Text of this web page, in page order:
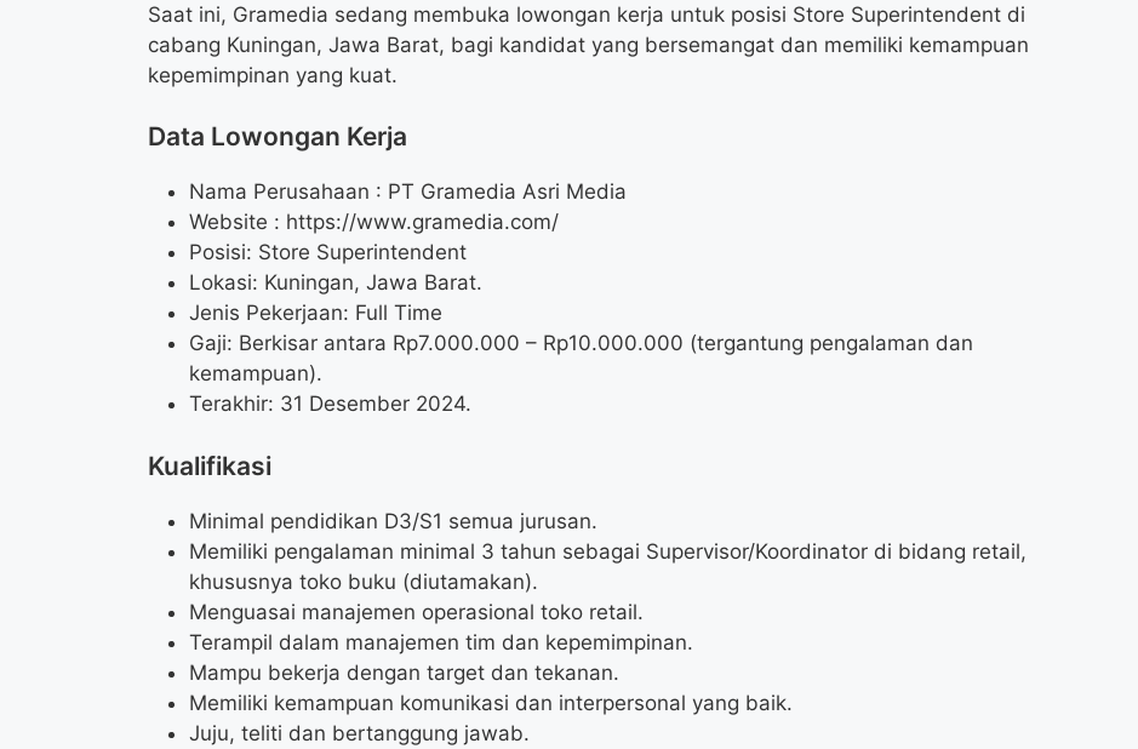
Saat ini, Gramedia sedang membuka lowongan kerja untuk posisi Store Superintendent di
cabang Kuningan, Jawa Barat, bagi kandidat yang bersemangat dan memiliki kemampuan
kepemimpinan yang kuat.
Data Lowongan Kerja
Nama Perusahaan : PT Gramedia Asri Media
Website : https://www.gramedia.com/
Posisi: Store Superintendent
Lokasi: Kuningan, Jawa Barat.
Jenis Pekerjaan: Full Time
Gaji: Berkisar antara Rp7.000.000 – Rp10.000.000 (tergantung pengalaman dan
kemampuan).
Terakhir: 31 Desember 2024.
Kualifikasi
Minimal pendidikan D3/S1 semua jurusan.
Memiliki pengalaman minimal 3 tahun sebagai Supervisor/Koordinator di bidang retail,
khususnya toko buku (diutamakan).
Menguasai manajemen operasional toko retail.
Terampil dalam manajemen tim dan kepemimpinan.
Mampu bekerja dengan target dan tekanan.
Memiliki kemampuan komunikasi dan interpersonal yang baik.
Juju, teliti dan bertanggung jawab.